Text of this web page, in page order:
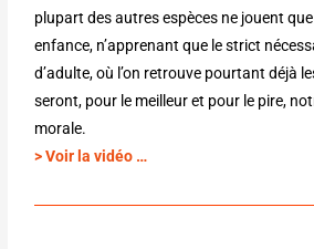
plupart des autres espèces ne jouent
enfance, n’apprenant que le strict
d’adulte, où l’on retrouve pourtant déjà
seront, pour le meilleur et pour le pire,
morale.
> Voir la vidéo …